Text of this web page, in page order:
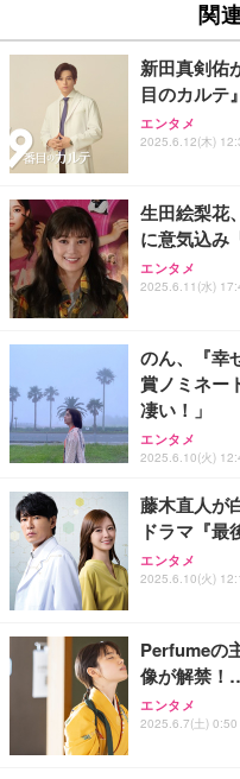
GeForce
Me SSD 2TB
￥222,000
【整備済み
zen 5 PRO
s11 Pro MS
【整備済み品
型 UNITCOM
0 8G - 32GB
【整備済み
トップPC
SB3.2 有線
￥114,800
内ギガ付) ギ
契約・クレカ
バッテリーレ
￥6,980
【ecoco】 1
ット Wi-Fi 契
落下も1年間
【リチャージ
日 ギガ付き
却無し 月額費
【リチャージ
ギガ付 ポケ
GB/365日】
￥10,980
SSD】8コア
型PC 2.5G有
力 HDMI2.0/
コンパクト
￥86,999
【ミニpc 最
MAX ミニpc
2GB
ミニパソコン
GMKtec ミニ
d R2514搭載
定 最大
【整備済み品
9世代 16GB
￥33,980
関
新田真剣佑
目のカルテ
エンタメ
2025.6.12(木)
生田絵梨花
に意気込み
エンタメ
2025.6.11(水)
のん、『幸
賞ノミネー
凄い！」
エンタメ
2025.6.10(火)
藤木直人が
ドラマ『最
エンタメ
2025.6.10(火)
Perfumeの
像が解禁！
エンタメ
2025.6.7(土) 0:50